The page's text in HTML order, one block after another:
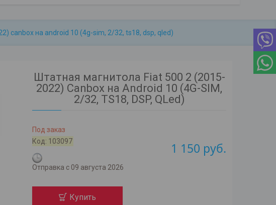
canbox на android 10 (4g-sim, 2/32, ts18, dsp, qled)
Штатная магнитола Fiat 500 2 (2015-
2022) Canbox на Android 10 (4G-SIM,
2/32, TS18, DSP, QLed)
Под заказ
Код: 103097
Отправка с 09 августа 2026
1 150 руб.
Купить